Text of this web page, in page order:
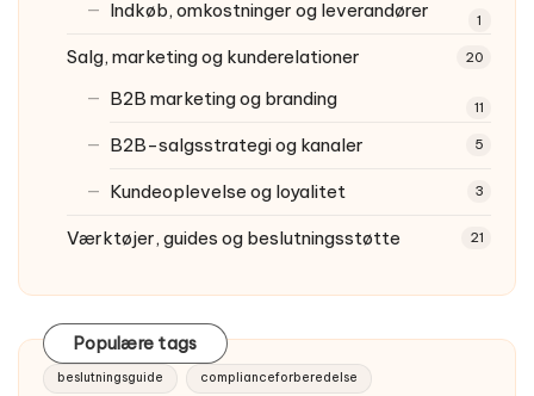
Indkøb, omkostninger og leverandører 1
Salg, marketing og kunderelationer 20
B2B marketing og branding 11
B2B-salgsstrategi og kanaler 5
Kundeoplevelse og loyalitet 3
Værktøjer, guides og beslutningsstøtte 21
Populære tags
beslutningsguide complianceforberedelse